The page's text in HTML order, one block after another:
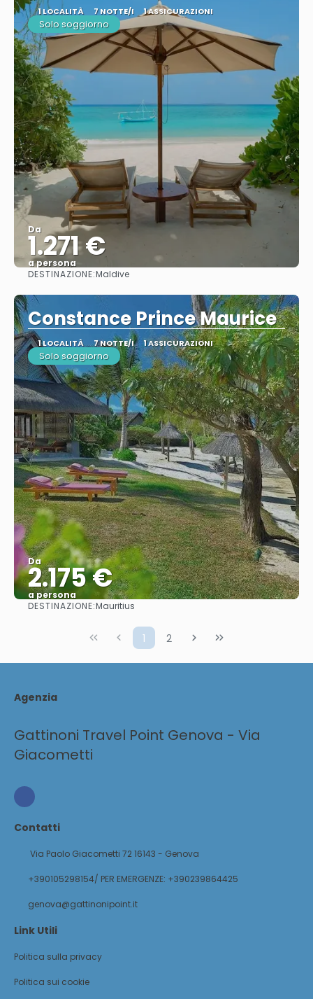
1 LOCALITÀ 7 NOTTE/I 1 ASSICURAZIONI
Solo soggiorno
Da
1.271 €
a persona
DESTINAZIONE:Maldive
Constance Prince Maurice
1 LOCALITÀ 7 NOTTE/I 1 ASSICURAZIONI
Solo soggiorno
Da
2.175 €
a persona
DESTINAZIONE:Mauritius
1 2
Agenzia
Gattinoni Travel Point Genova - Via
Giacometti
Contatti
Via Paolo Giacometti 72 16143 - Genova
+390105298154/ PER EMERGENZE: +390239864425
genova@gattinonipoint.it
Link Utili
Politica sulla privacy
Politica sui cookie